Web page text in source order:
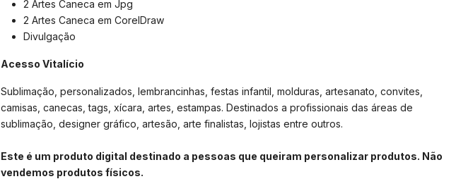
2 Artes Caneca em Jpg
2 Artes Caneca em CorelDraw
Divulgação
Acesso Vitalício
Sublimação, personalizados, lembrancinhas, festas infantil, molduras, artesanato, convites,
camisas, canecas, tags, xícara, artes, estampas. Destinados a profissionais das áreas de
sublimação, designer gráfico, artesão, arte finalistas, lojistas entre outros.
Este é um produto digital destinado a pessoas que queiram personalizar produtos. Não
vendemos produtos físicos.